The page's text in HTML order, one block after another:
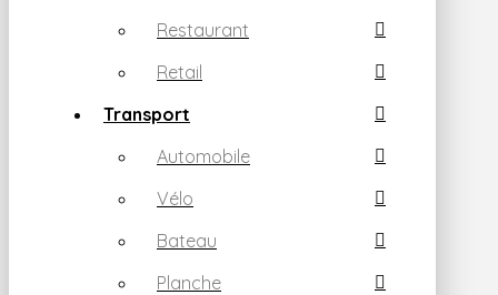
Restaurant
Retail
Transport
Automobile
Vélo
Bateau
Planche